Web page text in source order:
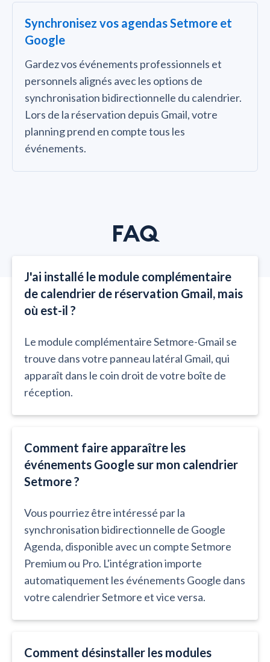
Synchronisez vos agendas Setmore et
Google
Gardez vos événements professionnels et
personnels alignés avec les options de
synchronisation bidirectionnelle du calendrier.
Lors de la réservation depuis Gmail, votre
planning prend en compte tous les
événements.
FAQ
J'ai installé le module complémentaire
de calendrier de réservation Gmail, mais
où est-il ?
Le module complémentaire Setmore-Gmail se
trouve dans votre panneau latéral Gmail, qui
apparaît dans le coin droit de votre boîte de
réception.
Comment faire apparaître les
événements Google sur mon calendrier
Setmore ?
Vous pourriez être intéressé par la
synchronisation bidirectionnelle de Google
Agenda, disponible avec un compte Setmore
Premium ou Pro. L'intégration importe
automatiquement les événements Google dans
votre calendrier Setmore et vice versa.
Comment désinstaller les modules